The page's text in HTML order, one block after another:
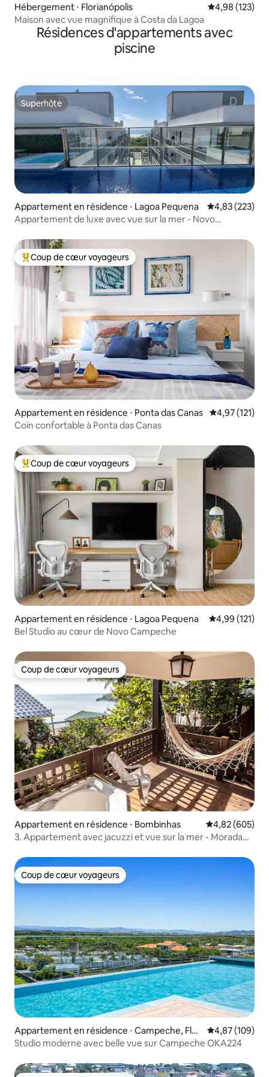
Hébergement ⋅ Florianópolis Évaluation
4,98 (123)
Maison avec vue magnifique à Costa da Lagoa
Résidences d'appartements avec
piscine
Superhôte
Superhôte
Appartement en résidence ⋅ Lagoa Pequena Évaluation
4,83 (223)
Appartement de luxe avec vue sur la mer - Novo
Coups de cœur voyageurs les plus appréciés
Coup de cœur voyageurs
Appartement en résidence ⋅ Ponta das Canas Évaluation
4,97 (121)
Coin confortable à Ponta das Canas
Coups de cœur voyageurs les plus appréciés
Coup de cœur voyageurs
Appartement en résidence ⋅ Lagoa Pequena Évaluation
4,99 (121)
Bel Studio au cœur de Novo Campeche
Coup de cœur voyageurs
Coup de cœur voyageurs
Appartement en résidence ⋅ Bombinhas Évaluation
4,82 (605)
3. Appartement avec jacuzzi et vue sur la mer - Morada
Coup de cœur voyageurs
Coup de cœur voyageurs
Appartement en résidence ⋅ Campeche, Flori
anópolis
Évaluation
4,87 (109)
Studio moderne avec belle vue sur Campeche OKA224